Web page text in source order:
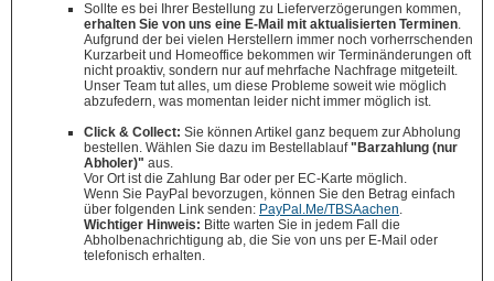
Sollte es bei Ihrer Bestellung zu Lieferverzögerungen kommen,
erhalten Sie von uns eine E-Mail mit aktualisierten Terminen.
Aufgrund der bei vielen Herstellern immer noch vorherrschenden
Kurzarbeit und Homeoffice bekommen wir Terminänderungen oft
nicht proaktiv, sondern nur auf mehrfache Nachfrage mitgeteilt.
Unser Team tut alles, um diese Probleme soweit wie möglich
abzufedern, was momentan leider nicht immer möglich ist.
Click & Collect: Sie können Artikel ganz bequem zur Abholung
bestellen. Wählen Sie dazu im Bestellablauf"Barzahlung (nur
Abholer)" aus.
Vor Ort ist die Zahlung Bar oder per EC-Karte möglich.
Wenn Sie PayPal bevorzugen, können Sie den Betrag einfach
über folgenden Link senden: PayPal.Me/TBSAachen.
Wichtiger Hinweis: Bitte warten Sie in jedem Fall die
Abholbenachrichtigung ab, die Sie von uns per E-Mail oder
telefonisch erhalten.